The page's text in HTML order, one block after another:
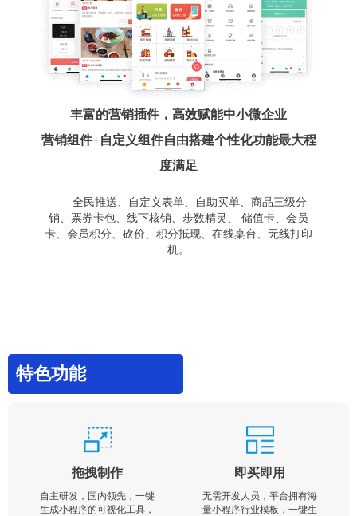
丰富的营销插件，高效赋能中小微企业
营销组件+自定义组件自由搭建个性化功能最大程
度满足
全民推送、自定义表单、自助买单、商品三级分
销、票券卡包、线下核销、步数精灵、 储值卡、会员
卡、会员积分、砍价、积分抵现、在线桌台、无线打印
机。
特色功能
拖拽制作
自主研发，国内领先，一键
生成小程序的可视化工具，
即买即用
无需开发人员，平台拥有海
量小程序行业模板，一键生